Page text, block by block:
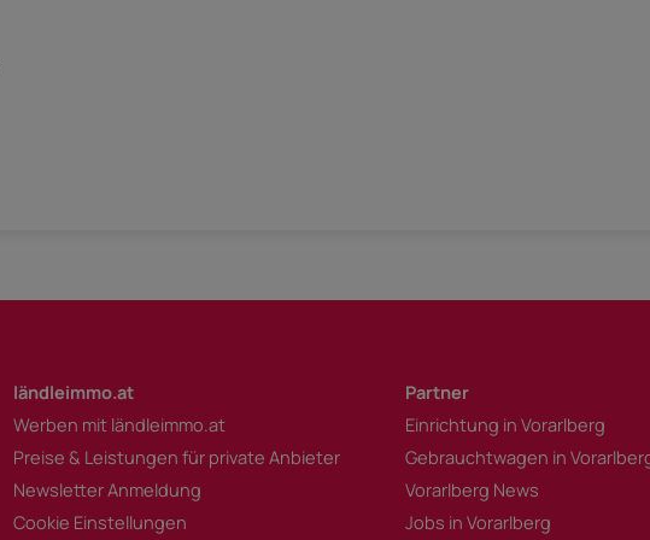
ländleimmo.at
Werben mit ländleimmo.at
Preise & Leistungen für private Anbieter
Newsletter Anmeldung
Cookie Einstellungen
Partner
Einrichtung in Vorarlberg
Gebrauchtwagen in
Vorarlberg News
Jobs in Vorarlberg